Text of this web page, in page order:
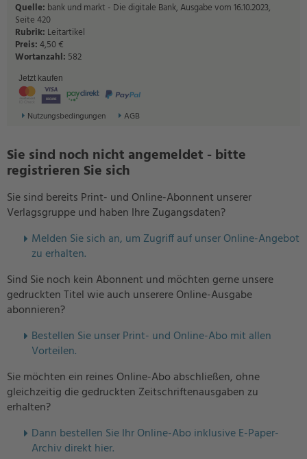
Quelle: bank und markt - Die digitale Bank, Ausgabe vom 16.10.2023,
Seite 420
Rubrik: Leitartikel
Preis:4,50 €
Wortanzahl: 582
Jetzt kaufen
Nutzungsbedingungen AGB
Sie sind noch nicht angemeldet - bitte
registrieren Sie sich
Sie sind bereits Print- und Online-Abonnent unserer
Verlagsgruppe und haben Ihre Zugangsdaten?
Melden Sie sich an, um Zugriff auf unser Online-Angebot
zu erhalten.
Sind Sie noch kein Abonnent und möchten gerne unsere
gedruckten Titel wie auch unserere Online-Ausgabe
abonnieren?
Bestellen Sie unser Print- und Online-Abo mit allen
Vorteilen.
Sie möchten ein reines Online-Abo abschließen, ohne
gleichzeitig die gedruckten Zeitschriftenausgaben zu
erhalten?
Dann bestellen Sie Ihr Online-Abo inklusive E-Paper-
Archiv direkt hier.